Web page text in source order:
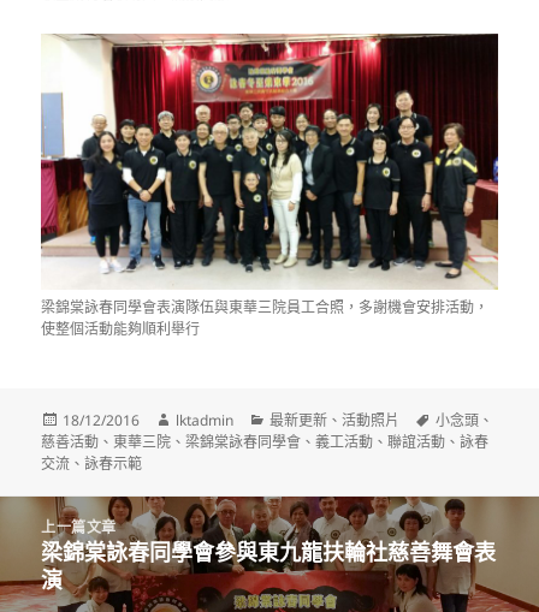
梁錦棠詠春同學會表演隊伍與東華三院員工合照，多謝機會安排活動，
使整個活動能夠順利舉行
發
佈
日
18/12/2016
作
者
lktadmin
分
類
最新更新 、活動照片
標
籤
小念頭 、
慈善活動 、東華三院 、梁錦棠詠春同學會 、義工活動 、聯誼活動 、詠春
交流 、詠春示範
覽
上一篇文章
上
一
梁錦棠詠春同學會參與東九龍扶輪社慈善舞會表
演